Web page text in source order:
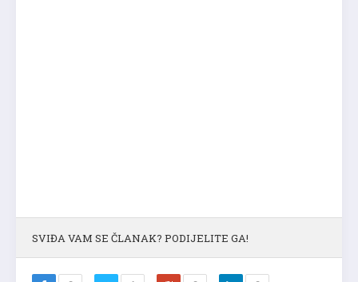
SVIĐA VAM SE ČLANAK? PODIJELITE GA!